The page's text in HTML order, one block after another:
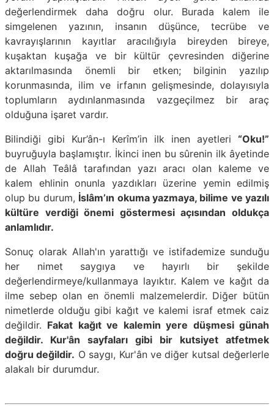
değerlendirmek daha doğru olur. Burada kalem ile
simgelenen yazının, insanın düşünce, tecrübe ve
kavrayışlarının kayıtlar aracılığıyla bireyden bireye,
kuşaktan kuşağa ve bir kültür çevresinden diğerine
aktarılmasında önemli bir etken; bilginin yazılıp
korunmasında, ilim ve irfanın gelişmesinde, dolayısıyla
toplumların aydınlanmasında vazgeçilmez bir araç
olduğuna işaret vardır.
Bilindiği gibi Kur’ân-ı Kerîm’in ilk inen ayetleri “Oku!”
buyruğuyla başlamıştır. İkinci inen bu sûrenin ilk âyetinde
de Allah Teâlâ tarafından yazı aracı olan kaleme ve
kalem ehlinin onunla yazdıkları üzerine yemin edilmiş
olup bu durum, İslâm’ın okuma yazmaya, bilime ve yazılı
kültüre verdiği önemi göstermesi açısından oldukça
anlamlıdır.
Sonuç olarak Allah'ın yarattığı ve istifademize sunduğu
her nimet saygıya ve hayırlı bir şekilde
değerlendirmeye/kullanmaya layıktır. Kalem ve kağıt da
ilme sebep olan en önemli malzemelerdir. Diğer bütün
nimetlerde olduğu gibi kağıt ve kalemi israf etmek caiz
değildir. Fakat kağıt ve kalemin yere düşmesi günah
değildir. Kur'ân sayfaları gibi bir kutsiyet atfetmek
doğru değildir. O saygı, Kur'ân ve diğer kutsal değerlerle
alakalı bir durumdur.